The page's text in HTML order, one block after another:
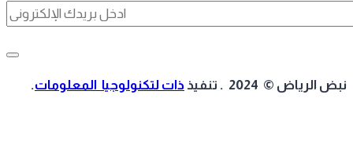
الرياض © 2024 . تنفيذ ذات لتكنولوجيا المعلومات.